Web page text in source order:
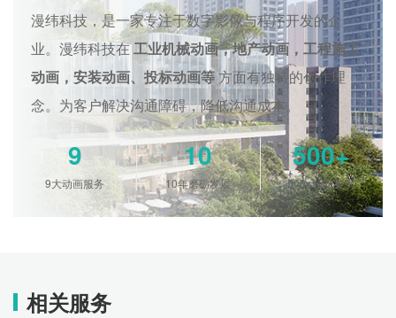
漫纬科技，是一家专注于数字影像与程序开发的企
业。漫纬科技在工业机械动画，地产动画，工程施工
动画，安装动画、投标动画等方面有独特的创作理
念。为客户解决沟通障碍，降低沟通成本。
9
9大动画服务
10
10年磨砺发展
500+
500+精品案例
相关服务